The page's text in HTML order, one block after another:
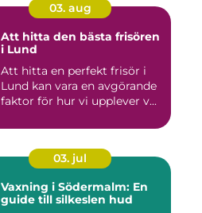
03. aug
Att hitta den bästa frisören
i Lund
Att hitta en perfekt frisör i
Lund kan vara en avgörande
faktor för hur vi upplever v...
03. jul
Vaxning i Södermalm: En
guide till silkeslen hud